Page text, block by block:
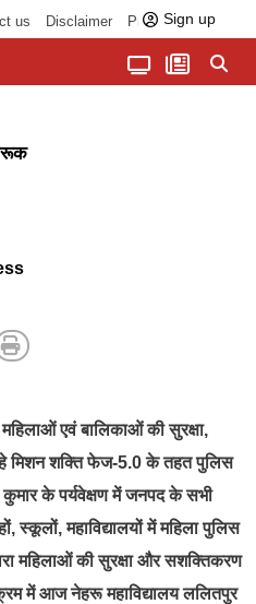
us Disclaimer Privacy Policy
Sign up
महिलाओं एवं बालिकाओं की सुरक्षा,
मिशन शक्ति फेज-5.0 के तहत पुलिस
के पर्यवेक्षण में जनपद के सभी
स्कूलों, महाविद्यालयों में महिला पुलिस
महिलाओं की सुरक्षा और सशक्तिकरण
में आज नेहरू महाविद्यालय ललितपुर